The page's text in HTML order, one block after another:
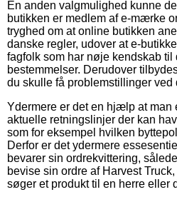
En anden valgmulighed kunne
butikken er medlem af e-mærke
tryghed om at online butikken
danske regler, udover at e-
fagfolk som har nøje kendskab
bestemmelser. Derudover
du skulle få problemstillinger ved
Ydermere er det en hjælp at man
aktuelle retningslinjer der kan
som for eksempel hvilken
Derfor er det ydermere
bevarer sin ordrekvittering,
bevise sin ordre af Harvest
søger et produkt til en herre eller